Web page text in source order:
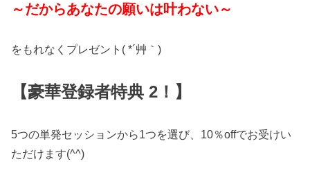
～だからあなたの願いは叶わない～
をもれなくプレゼント( *´艸｀)
【豪華登録者特典 2！】
5つの単発セッションから1つを選び、10％offでお受けい
ただけます(^^)